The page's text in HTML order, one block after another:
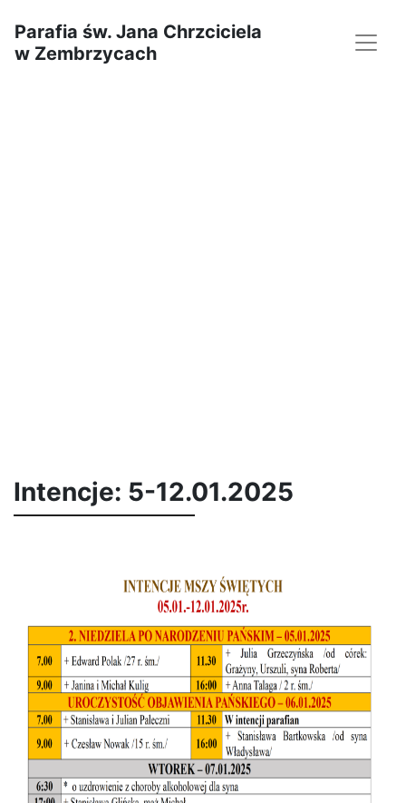
Parafia św. Jana Chrzciciela
w Zembrzycach
Intencje: 5-12.01.2025